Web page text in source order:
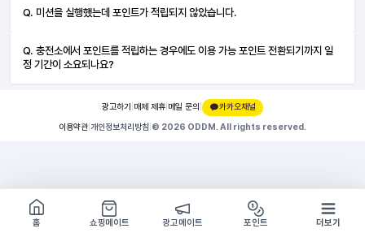
Q. 미션을 실행했는데 포인트가 적립되지 않았습니다.
Q. 충전소에서 포인트를 적립하는 경우에도 이용 가능 포인트 전환되기까지 일
정 기간이 소요되나요?
광고하기 매체 제휴 메일 문의 |
카카오채널
이용약관 개인정보처리방침 © 2026 ODDM. All rights reserved.
쇼핑몰 구경하기
방문시 1G
홈
쇼핑메이트 광고메이트 포인트 더보기